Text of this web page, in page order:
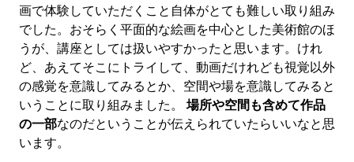
画で体験していただくこと自体がとても難しい取り組み
でした。おそらく平面的な絵画を中心とした美術館のほ
うが、講座としては扱いやすかったと思います。けれ
ど、あえてそこにトライして、動画だけれども視覚以外
の感覚を意識してみるとか、空間や場を意識してみると
いうことに取り組みました。 場所や空間も含めて作品
の一部なのだということが伝えられていたらいいなと思
います。